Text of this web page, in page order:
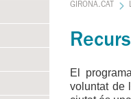
GIRONA.CAT
El
voluntat de